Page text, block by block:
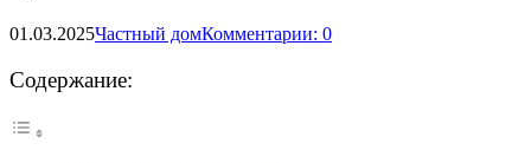
01.03.2025Частный домКомментарии: 0
Содержание: